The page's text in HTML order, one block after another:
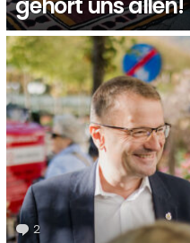
2 Kommentare